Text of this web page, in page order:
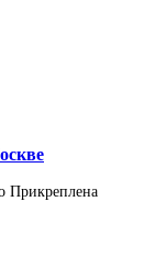
Прикреплена